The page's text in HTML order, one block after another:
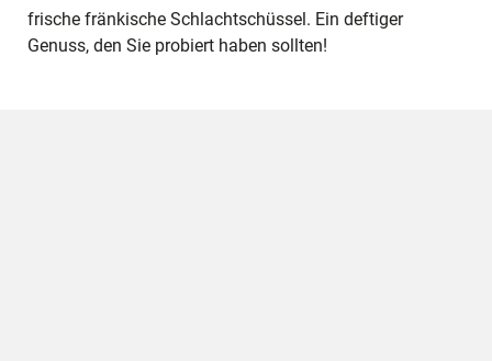
frische fränkische Schlachtschüssel. Ein deftiger
Genuss, den Sie probiert haben sollten!